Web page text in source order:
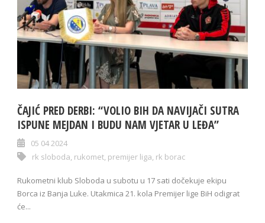
ČAJIĆ PRED DERBI: “VOLIO BIH DA NAVIJAČI SUTRA
ISPUNE MEJDAN I BUDU NAM VJETAR U LEĐA”
05 04 2024
rk sloboda rukomet premijer liga rk borac
Rukometni klub Sloboda u subotu u 17 sati dočekuje ekipu
Borca iz Banja Luke. Utakmica 21. kola Premijer lige BiH odigrat
će...